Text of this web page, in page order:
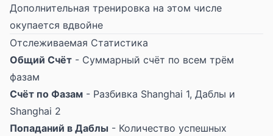
Дополнительная тренировка на этом числе
окупается вдвойне
Отслеживаемая Статистика
Общий Счёт - Суммарный счёт по всем трём
фазам
Счёт по Фазам - Разбивка Shanghai 1, Даблы и
Shanghai 2
Попаданий в Даблы - Количество успешных